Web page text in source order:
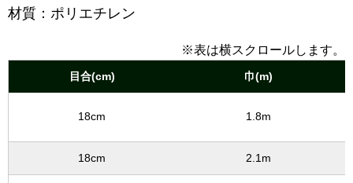
材質：ポリエチレン
※表は横スクロールします。
目合(cm) 巾(m)
18cm 1.8m
18cm 2.1m